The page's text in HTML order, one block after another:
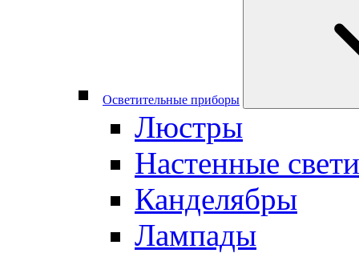
Осветительные приборы
Люстры
Настенные
Канделябры
Лампады